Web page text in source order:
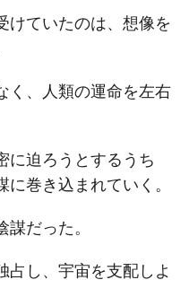
けていたのは、想像を
く、人類の運命を左右
に迫ろうとするうち
巻き込まれていく。
だった。
占し、宇宙を支配しよ